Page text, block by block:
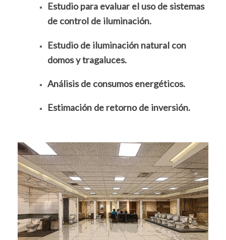
Estudio para evaluar el uso de sistemas
de control de iluminación.
Estudio de iluminación natural con
domos y tragaluces.
Análisis de consumos energéticos.
Estimación de retorno de inversión.